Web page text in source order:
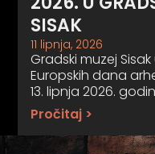
SISAK
11 lipnja, 2026
Gradski muzej
Europskih dana
13. lipnja 2026.
Pročitaj >